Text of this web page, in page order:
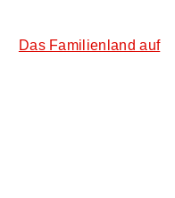
Das Familienland auf